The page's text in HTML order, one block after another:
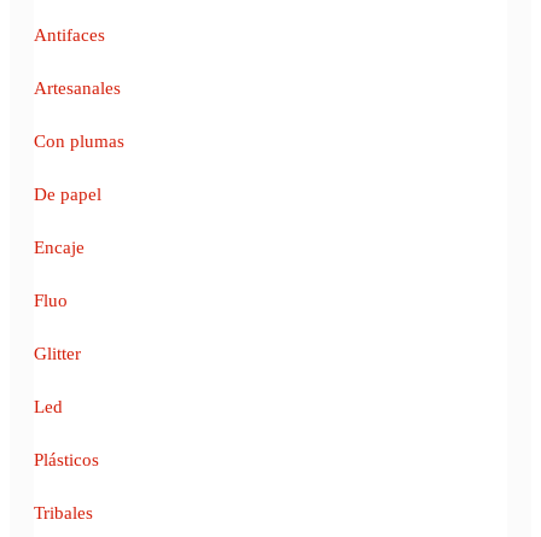
Antifaces
Artesanales
Con plumas
De papel
Encaje
Fluo
Glitter
Led
Plásticos
Tribales